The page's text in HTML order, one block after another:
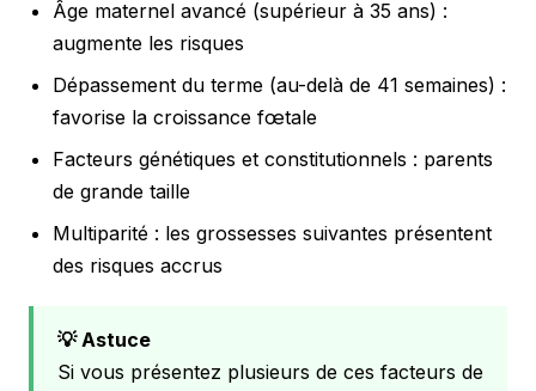
Âge maternel avancé (supérieur à 35 ans) :
augmente les risques
Dépassement du terme (au-delà de 41 semaines) :
favorise la croissance fœtale
Facteurs génétiques et constitutionnels : parents
de grande taille
Multiparité : les grossesses suivantes présentent
des risques accrus
💡 Astuce
Si vous présentez plusieurs de ces facteurs de